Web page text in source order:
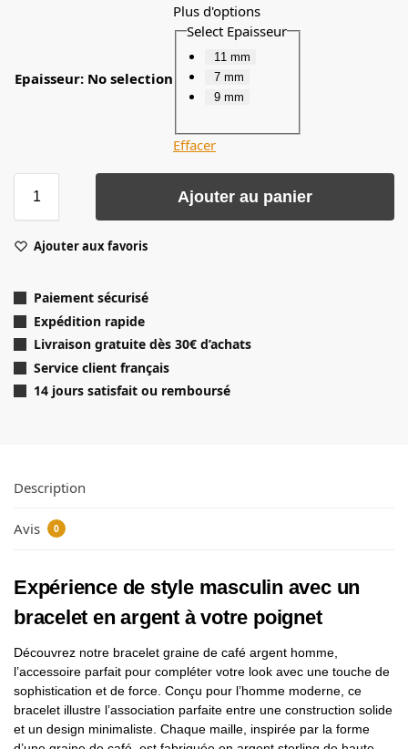
Epaisseur: No selection
Plus d'options
Select Epaisseur
11 mm
7 mm
9 mm
Effacer
Ajouter au panier
Ajouter aux favoris
Paiement sécurisé
Expédition rapide
Livraison gratuite dès 30€ d’achats
Service client français
14 jours satisfait ou remboursé
Description
Avis 0
Expérience de style masculin avec un
bracelet en argent à votre poignet
Découvrez notre bracelet graine de café argent homme,
l’accessoire parfait pour compléter votre look avec une touche de
sophistication et de force. Conçu pour l’homme moderne, ce
bracelet illustre l’association parfaite entre une construction solide
et un design minimaliste. Chaque maille, inspirée par la forme